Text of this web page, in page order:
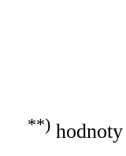
**)hodnoty